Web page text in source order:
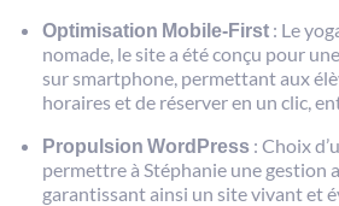
Optimisation Mobile-First : Le
nomade, le site a été conçu pour
sur smartphone, permettant aux
horaires et de réserver en un clic,
Propulsion WordPress : Choix
permettre à Stéphanie une gestion
garantissant ainsi un site vivant et